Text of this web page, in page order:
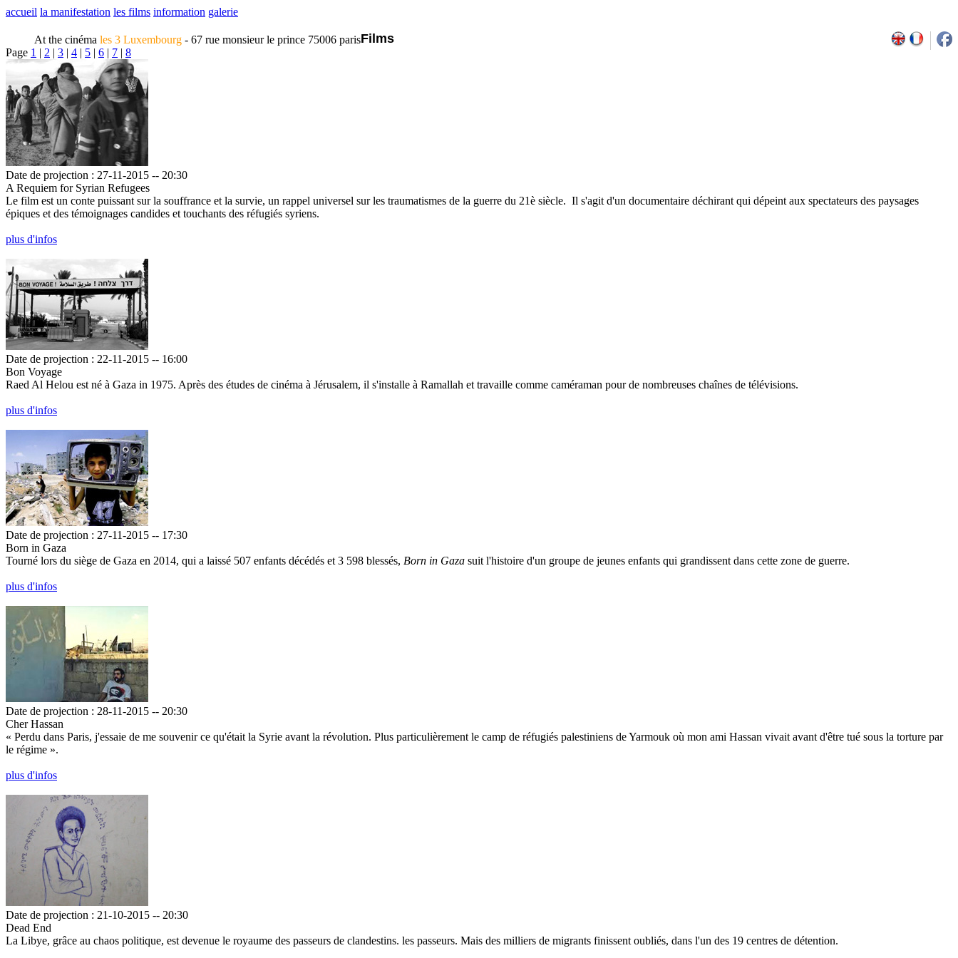
accueil la manifestation les films information galerie
At the cinéma les 3 Luxembourg - 67 rue monsieur le prince 75006 parisFilms
Page 1 | 2 | 3 | 4 | 5 | 6 | 7 | 8
Date de projection : 27-11-2015 -- 20:30
A Requiem for Syrian Refugees
Le film est un conte puissant sur la souffrance et la survie, un rappel universel sur les traumatismes de la guerre du 21è siècle. Il s'agit d'un documentaire déchirant qui dépeint aux spectateurs des paysages
épiques et des témoignages candides et touchants des réfugiés syriens.
plus d'infos
Date de projection : 22-11-2015 -- 16:00
Bon Voyage
Raed Al Helou est né à Gaza in 1975. Après des études de cinéma à Jérusalem, il s'installe à Ramallah et travaille comme caméraman pour de nombreuses chaînes de télévisions.
plus d'infos
Date de projection : 27-11-2015 -- 17:30
Born in Gaza
Tourné lors du siège de Gaza en 2014, qui a laissé 507 enfants décédés et 3 598 blessés, Born in Gaza suit l'histoire d'un groupe de jeunes enfants qui grandissent dans cette zone de guerre.
plus d'infos
Date de projection : 28-11-2015 -- 20:30
Cher Hassan
« Perdu dans Paris, j'essaie de me souvenir ce qu'était la Syrie avant la révolution. Plus particulièrement le camp de réfugiés palestiniens de Yarmouk où mon ami Hassan vivait avant d'être tué sous la torture par
le régime ».
plus d'infos
Date de projection : 21-10-2015 -- 20:30
Dead End
La Libye, grâce au chaos politique, est devenue le royaume des passeurs de clandestins. les passeurs. Mais des milliers de migrants finissent oubliés, dans l'un des 19 centres de détention.